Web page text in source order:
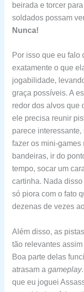
beirada e torcer
soldados possam
Nunca!
Por isso que eu falo
exatamente o que
jogabilidade,
graça possíveis. A
redor dos alvos que
ele precisa reunir
parece
fazer os mini-
bandeiras, ir do
tempo, socar um
cartinha. Nada
só piora com o fato
dezenas de vezes
Além disso, as
tão relevantes
Boa parte delas
atrasam a gameplay
que eu joguei